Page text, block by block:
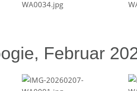
Februar